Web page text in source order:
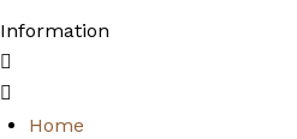
Information
Home